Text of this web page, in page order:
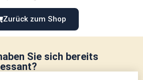
Zurück zum Shop
Sie sich bereits